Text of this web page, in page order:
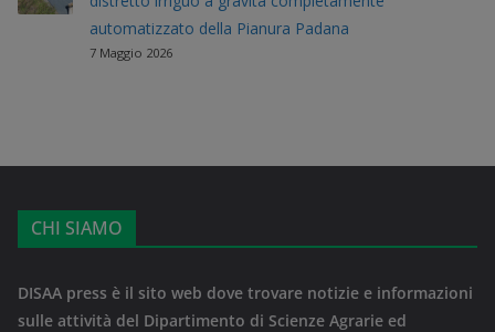
automatizzato della Pianura Padana
7 Maggio 2026
CHI SIAMO
DISAA press è il sito web dove trovare notizie e informazioni
sulle attività del Dipartimento di Scienze Agrarie ed